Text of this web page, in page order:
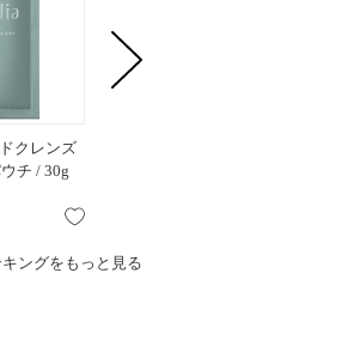
クレンズ
チ / 30g
ングをもっと見る